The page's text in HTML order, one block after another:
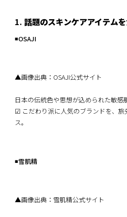
1. 話題のスキンケアアイテム
◾️OSAJI
▲画像出典：OSAJI公式サイト
日本の伝統色や思想が込められた敏感
☑︎ こだわり派に人気のブランドを、旅
ス。
◾️雪肌精
▲画像出典：雪肌精公式サイト